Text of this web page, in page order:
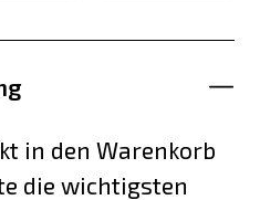
in den Warenkorb
die wichtigsten